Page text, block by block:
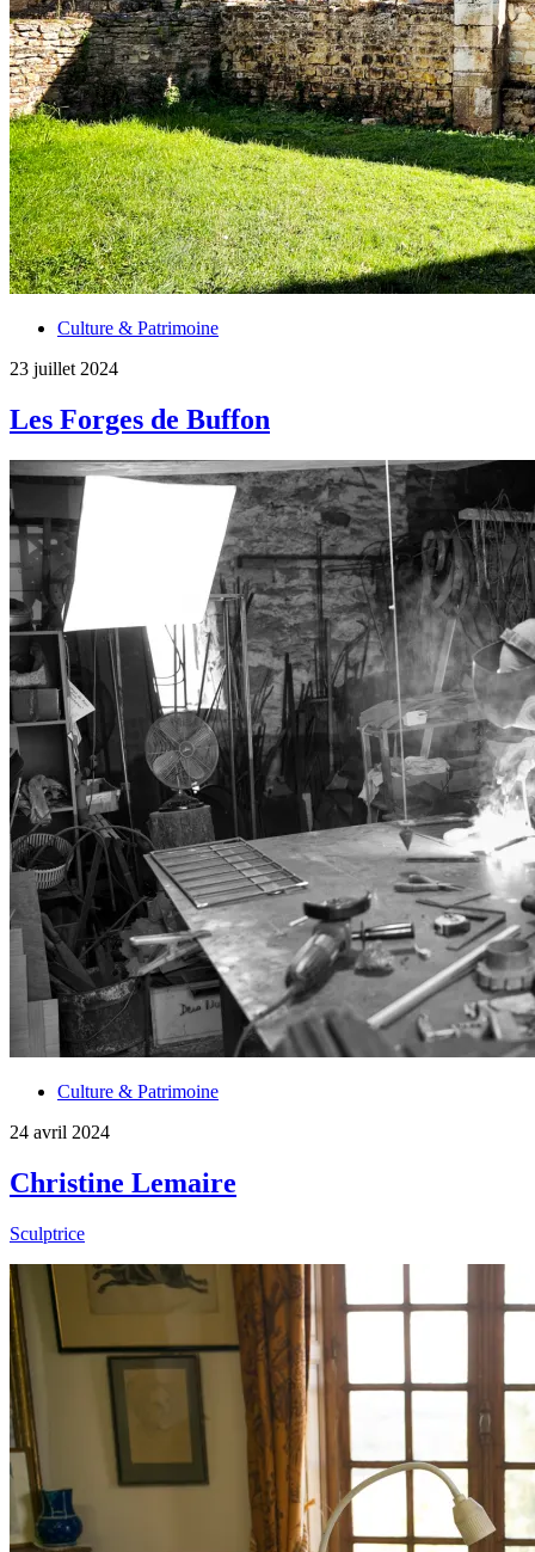
Culture & Patrimoine
23 juillet 2024
Les Forges de Buffon
Culture & Patrimoine
24 avril 2024
Christine Lemaire
Sculptrice